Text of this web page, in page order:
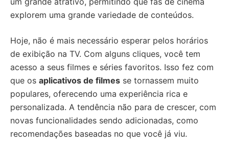
explorem uma grande variedade de conteúdos.
Hoje, não é mais necessário esperar pelos horários
de exibição na TV. Com alguns cliques, você tem
acesso a seus filmes e séries favoritos. Isso fez com
que os aplicativos de filmes se tornassem muito
populares, oferecendo uma experiência rica e
personalizada. A tendência não para de crescer, com
novas funcionalidades sendo adicionadas, como
recomendações baseadas no que você já viu.